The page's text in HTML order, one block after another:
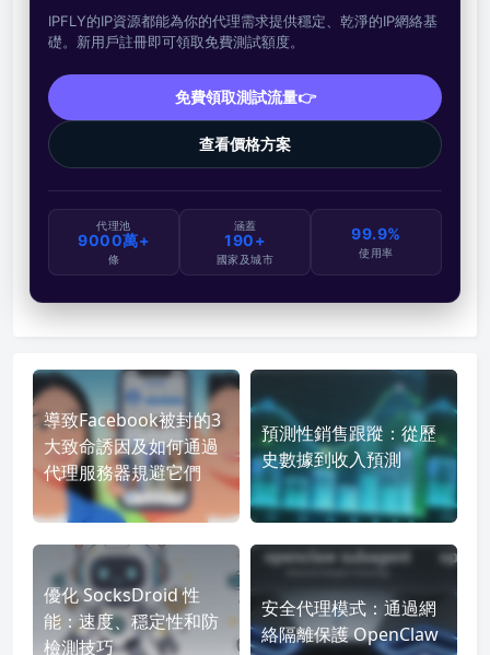
IPFLY的IP資源都能為你的代理需求提供穩定、乾淨的IP網絡基
礎。新用戶註冊即可領取免費測試額度。
免費領取測試流量👉
查看價格方案
代理池
9000萬+
條
涵蓋
190+
國家及城市
99.9%
使用率
導致Facebook被封的3
大致命誘因及如何通過
代理服務器規避它們
預測性銷售跟蹤：從歷
史數據到收入預測
優化 SocksDroid 性
能：速度、穩定性和防
檢測技巧
安全代理模式：通過網
絡隔離保護 OpenClaw